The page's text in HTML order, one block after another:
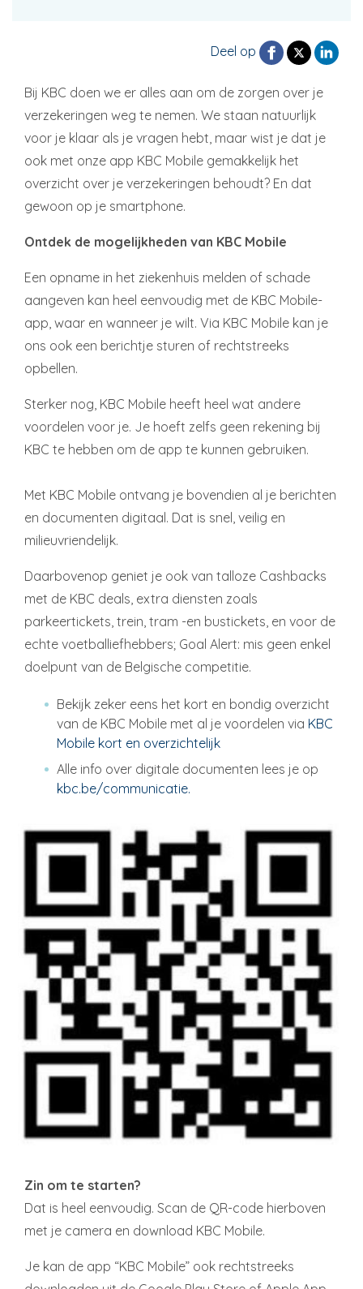
Deel op
Bij KBC doen we er alles aan om de zorgen over je
verzekeringen weg te nemen. We staan natuurlijk
voor je klaar als je vragen hebt, maar wist je dat je
ook met onze app KBC Mobile gemakkelijk het
overzicht over je verzekeringen behoudt? En dat
gewoon op je smartphone.
Ontdek de mogelijkheden van KBC Mobile
Een opname in het ziekenhuis melden of schade
aangeven kan heel eenvoudig met de KBC Mobile-
app, waar en wanneer je wilt. Via KBC Mobile kan je
ons ook een berichtje sturen of rechtstreeks
opbellen.
Sterker nog, KBC Mobile heeft heel wat andere
voordelen voor je. Je hoeft zelfs geen rekening bij
KBC te hebben om de app te kunnen gebruiken.
Met KBC Mobile ontvang je bovendien al je berichten
en documenten digitaal. Dat is snel, veilig en
milieuvriendelijk.
Daarbovenop geniet je ook van talloze Cashbacks
met de KBC deals, extra diensten zoals
parkeertickets, trein, tram -en bustickets, en voor de
echte voetballiefhebbers; Goal Alert: mis geen enkel
doelpunt van de Belgische competitie.
Bekijk zeker eens het kort en bondig overzicht
van de KBC Mobile met al je voordelen via KBC
Mobile kort en overzichtelijk
Alle info over digitale documenten lees je op
kbc.be/communicatie.
Zin om te starten?
Dat is heel eenvoudig. Scan de QR-code hierboven
met je camera en download KBC Mobile.
Je kan de app “KBC Mobile” ook rechtstreeks